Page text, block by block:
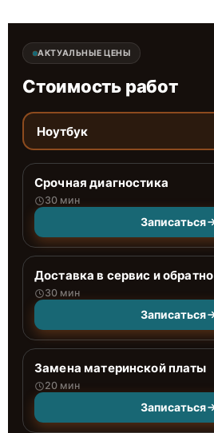
АКТУАЛЬНЫЕ ЦЕНЫ
Стоимость работ
Ноутбук
Срочная диагностика
30 мин
Записаться
Доставка в сервис и обратно
30 мин
Записаться
Замена материнской платы
20 мин
Записаться